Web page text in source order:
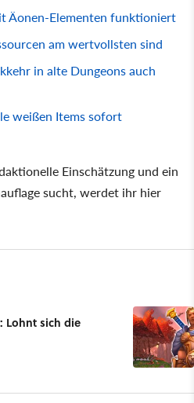
Äonen-Elementen funktioniert
am wertvollsten sind
in alte Dungeons auch
weißen Items sofort
Einschätzung und ein
sucht, werdet ihr hier
Lohnt sich die